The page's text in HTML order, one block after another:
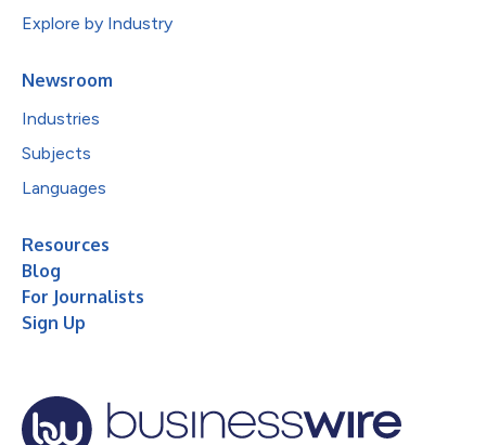
Explore by Industry
Newsroom
Industries
Subjects
Languages
Resources
Blog
For Journalists
Sign Up